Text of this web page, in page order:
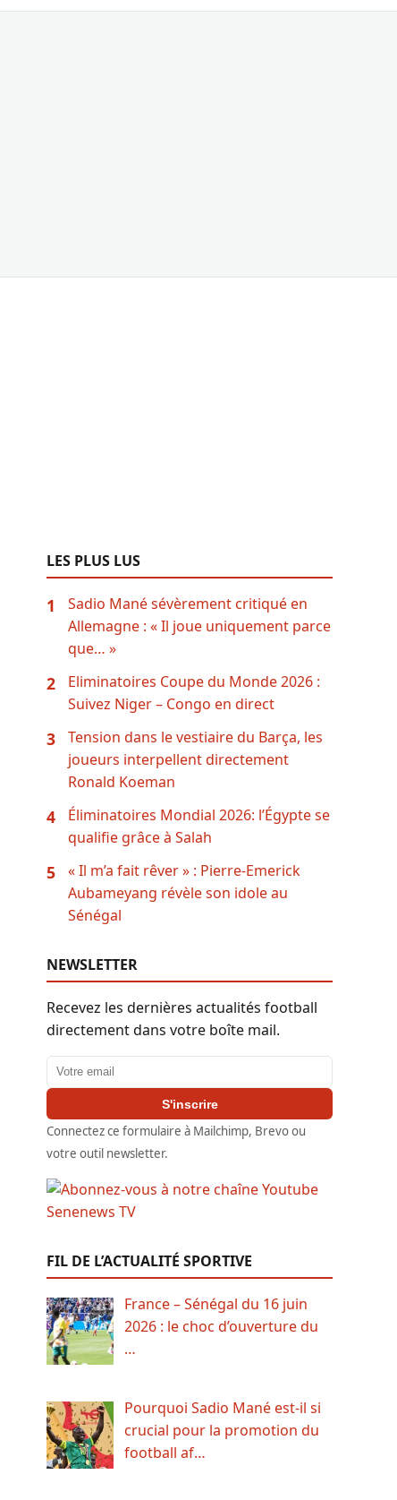
LES PLUS LUS
1
Sadio Mané sévèrement critiqué en
Allemagne : « Il joue uniquement parce
que… »
2
Eliminatoires Coupe du Monde 2026 :
Suivez Niger – Congo en direct
3
Tension dans le vestiaire du Barça, les
joueurs interpellent directement
Ronald Koeman
4
Éliminatoires Mondial 2026: l’Égypte se
qualifie grâce à Salah
5
« Il m’a fait rêver » : Pierre-Emerick
Aubameyang révèle son idole au
Sénégal
NEWSLETTER
Recevez les dernières actualités football
directement dans votre boîte mail.
Adresse email
S'inscrire
Connectez ce formulaire à Mailchimp, Brevo ou
votre outil newsletter.
FIL DE L’ACTUALITÉ SPORTIVE
France – Sénégal du 16 juin
2026 : le choc d’ouverture du
…
Pourquoi Sadio Mané est-il si
crucial pour la promotion du
football af…